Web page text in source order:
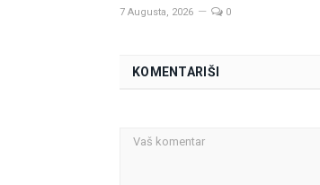
7 Augusta, 2026 0
KOMENTARIŠI